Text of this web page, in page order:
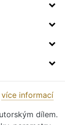
více informací
dílem.